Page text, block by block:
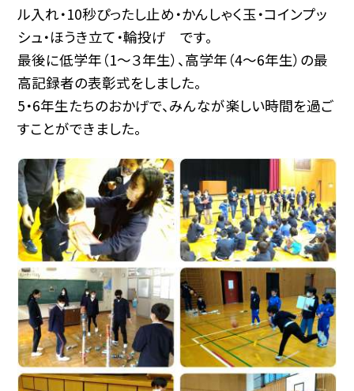
ル入れ・10秒ぴったし止め・かんしゃく玉・コインプッ
シュ・ほうき立て・輪投げ です。
最後に低学年（1〜３年生）、高学年（4〜6年生）の最
高記録者の表彰式をしました。
5・6年生たちのおかげで、みんなが楽しい時間を過ご
すことができました。